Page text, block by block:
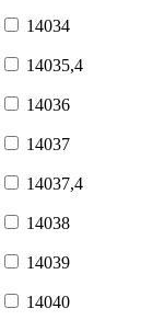
14034
14035,4
14036
14037
14037,4
14038
14039
14040